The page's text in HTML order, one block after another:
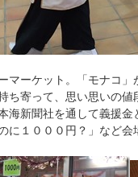
マーケット。「モナコ
ち寄って、思い思いの
海新聞社を通して義援
に１０００円？」など会